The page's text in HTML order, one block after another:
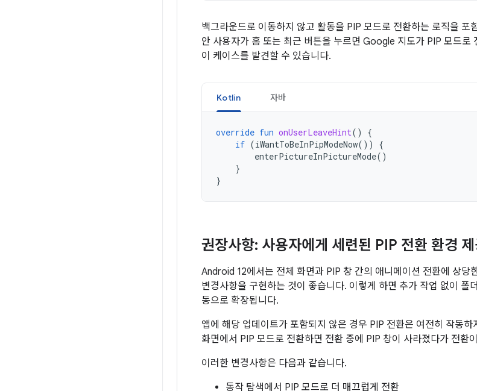
백그라운드로 이동하지 않고 활동을 PIP 모드로 전환하는 로직을
안 사용자가 홈 또는 최근 버튼을 누르면 Google 지도가 PIP 모드로
이 케이스를 발견할 수 있습니다.
Kotlin 자바
override fun onUserLeaveHint()
{
if (iWantToBeInPipModeNow())
{
enterPictureInPictureMode()
}
}
권장사항: 사용자에게 세련된 PIP 전환 환경
Android 12에서는 전체 화면과 PIP 창 간의 애니메이션 전환에 상당
변경사항을 구현하는 것이 좋습니다. 이렇게 하면 추가 작업 없이 폴
동으로 확장됩니다.
앱에 해당 업데이트가 포함되지 않은 경우 PIP 전환은 여전히 작동
화면에서 PIP 모드로 전환하면 전환 중에 PIP 창이 사라졌다가 전환
이러한 변경사항은 다음과 같습니다.
동작 탐색에서 PIP 모드로 더 매끄럽게 전환